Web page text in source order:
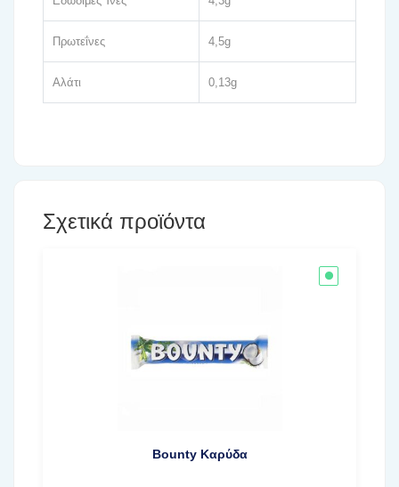
Πρωτεΐνες 4,5g
Αλάτι 0,13g
Σχετικά προϊόντα
Bounty Καρύδα